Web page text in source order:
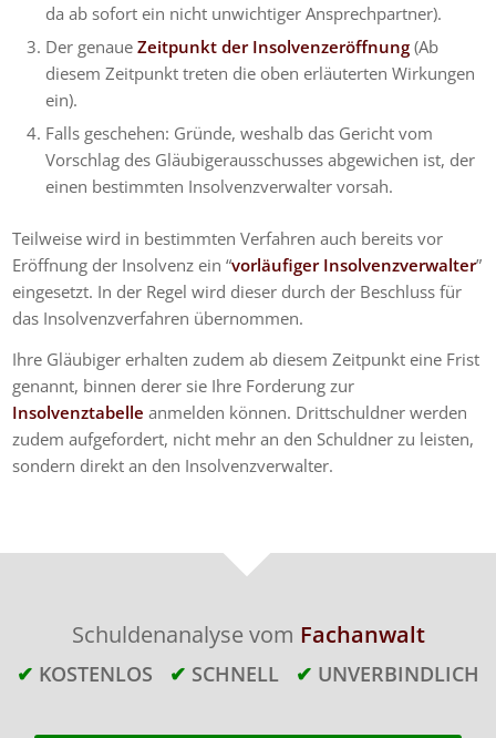
da ab sofort ein nicht unwichtiger Ansprechpartner).
Der genaueZeitpunkt der Insolvenzeröffnung (Ab
diesem Zeitpunkt treten die oben erläuterten Wirkungen
ein).
Falls geschehen: Gründe, weshalb das Gericht vom
Vorschlag des Gläubigerausschusses abgewichen ist, der
einen bestimmten Insolvenzverwalter vorsah.
Teilweise wird in bestimmten Verfahren auch bereits vor
Eröffnung der Insolvenz ein “vorläufiger Insolvenzverwalter”
eingesetzt. In der Regel wird dieser durch der Beschluss für
das Insolvenzverfahren übernommen.
Ihre Gläubiger erhalten zudem ab diesem Zeitpunkt eine Frist
genannt, binnen derer sie Ihre Forderung zur
Insolvenztabelle anmelden können. Drittschuldner werden
zudem aufgefordert, nicht mehr an den Schuldner zu leisten,
sondern direkt an den Insolvenzverwalter.
Schuldenanalyse vom Fachanwalt
✔ KOSTENLOS ✔ SCHNELL ✔ UNVERBINDLICH